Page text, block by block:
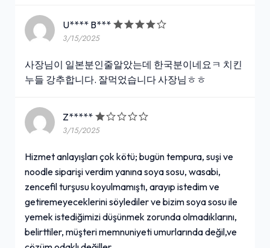
U**** B***
3/15/2025
사장님이 일본분인줄알았는데 한국분이네요ㅋ 치킨
누들 강추합니다. 잘먹었습니다 사장님ㅎㅎ
Z*****
3/15/2025
Hizmet anlayışları çok kötü; bugün tempura, suşi ve
noodle siparişi verdim yanına soya sosu, wasabi,
zencefil turşusu koyulmamıştı, arayıp istedim ve
getiremeyeceklerini söylediler ve bizim soya sosu ile
yemek istediğimizi düşünmek zorunda olmadıklarını,
belirttiler, müşteri memnuniyeti umurlarında değil,ve